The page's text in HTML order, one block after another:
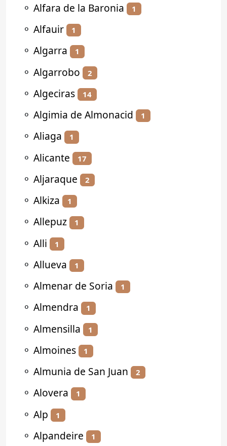
⚬ Alfara de la Baronia 1
⚬ Alfauir 1
⚬ Algarra 1
⚬ Algarrobo 2
⚬ Algeciras 14
⚬ Algimia de Almonacid 1
⚬ Aliaga 1
⚬ Alicante 17
⚬ Aljaraque 2
⚬ Alkiza 1
⚬ Allepuz 1
⚬ Alli 1
⚬ Allueva 1
⚬ Almenar de Soria 1
⚬ Almendra 1
⚬ Almensilla 1
⚬ Almoines 1
⚬ Almunia de San Juan 2
⚬ Alovera 1
⚬ Alp 1
⚬ Alpandeire 1